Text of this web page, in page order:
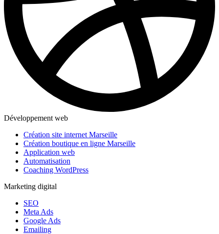
Développement web
Création site internet Marseille
Création boutique en ligne Marseille
Application web
Automatisation
Coaching WordPress
Marketing digital
SEO
Meta Ads
Google Ads
Emailing